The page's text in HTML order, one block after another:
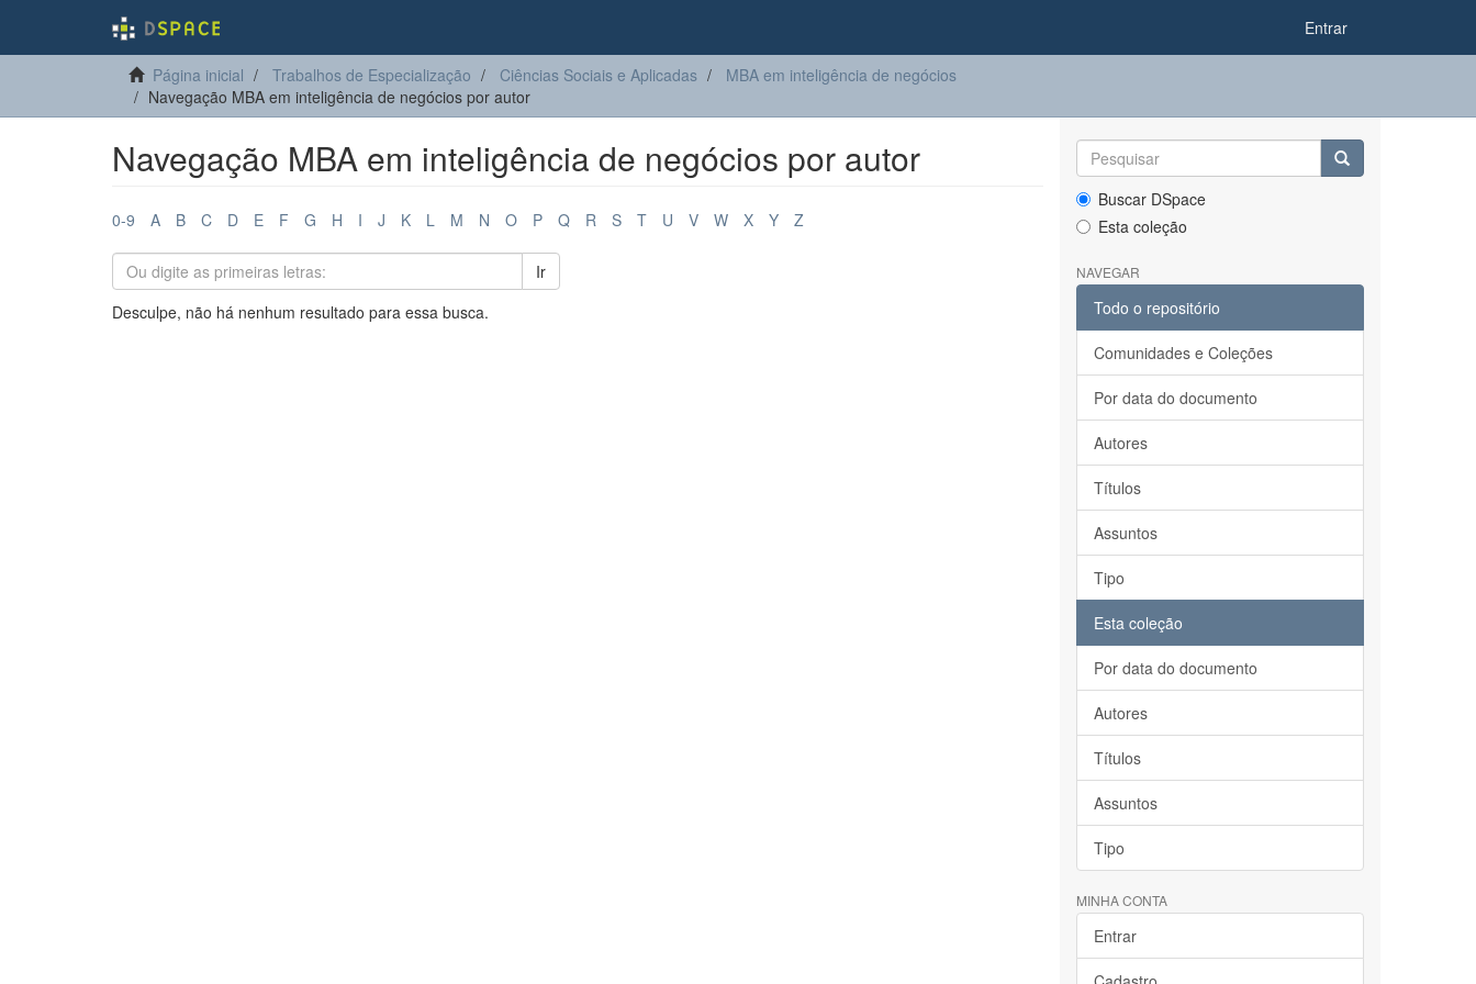
Entrar
Página inicial Trabalhos de Especialização Ciências Sociais e Aplicadas
MBA em inteligência de negócios
Navegação MBA em inteligência de negócios por autor
Navegação MBA em inteligência de negócios por autor
0-9 A B C D E F G H I J K L M N O P Q R S T U V W X Y Z
Ir
Desculpe, não há nenhum resultado para essa busca.
Buscar DSpace
Esta coleção
NAVEGAR
Todo o repositório
Comunidades e Coleções
Por data do documento
Autores
Títulos
Assuntos
Tipo
Esta coleção
Por data do documento
Autores
Títulos
Assuntos
Tipo
MINHA CONTA
Entrar